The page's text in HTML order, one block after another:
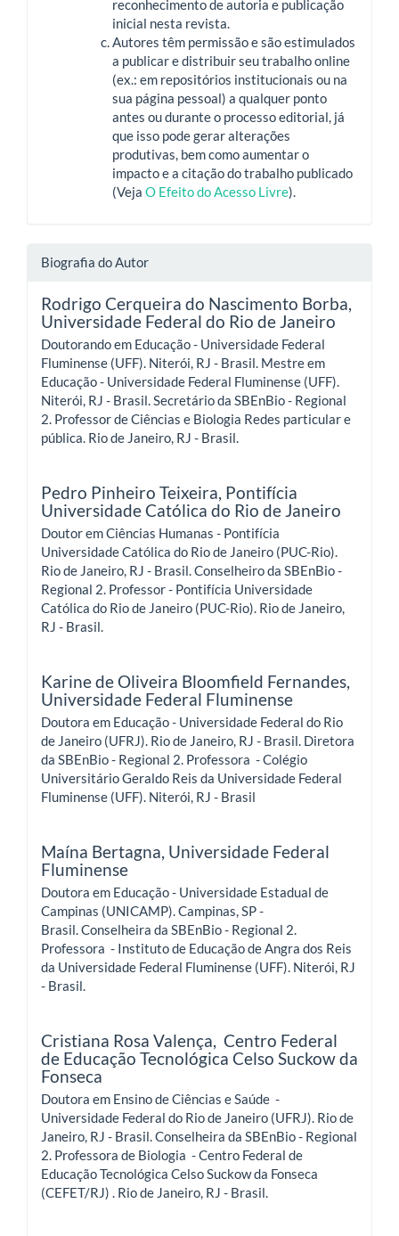
reconhecimento de autoria e publicação
inicial nesta revista.
Autores têm permissão e são estimulados
a publicar e distribuir seu trabalho online
(ex.: em repositórios institucionais ou na
sua página pessoal) a qualquer ponto
antes ou durante o processo editorial, já
que isso pode gerar alterações
produtivas, bem como aumentar o
impacto e a citação do trabalho publicado
(Veja O Efeito do Acesso Livre).
Biografia do Autor
Rodrigo Cerqueira do Nascimento Borba,
Universidade Federal do Rio de Janeiro
Doutorando em Educação - Universidade Federal
Fluminense (UFF). Niterói, RJ - Brasil. Mestre em
Educação - Universidade Federal Fluminense (UFF).
Niterói, RJ - Brasil. Secretário da SBEnBio - Regional
2. Professor de Ciências e Biologia Redes particular e
pública. Rio de Janeiro, RJ - Brasil.
Pedro Pinheiro Teixeira, Pontifícia
Universidade Católica do Rio de Janeiro
Doutor em Ciências Humanas - Pontifícia
Universidade Católica do Rio de Janeiro (PUC-Rio).
Rio de Janeiro, RJ - Brasil. Conselheiro da SBEnBio -
Regional 2. Professor - Pontifícia Universidade
Católica do Rio de Janeiro (PUC-Rio). Rio de Janeiro,
RJ - Brasil.
Karine de Oliveira Bloomfield Fernandes,
Universidade Federal Fluminense
Doutora em Educação - Universidade Federal do Rio
de Janeiro (UFRJ). Rio de Janeiro, RJ - Brasil. Diretora
da SBEnBio - Regional 2. Professora - Colégio
Universitário Geraldo Reis da Universidade Federal
Fluminense (UFF). Niterói, RJ - Brasil
Maína Bertagna, Universidade Federal
Fluminense
Doutora em Educação - Universidade Estadual de
Campinas (UNICAMP). Campinas, SP -
Brasil. Conselheira da SBEnBio - Regional 2.
Professora - Instituto de Educação de Angra dos Reis
da Universidade Federal Fluminense (UFF). Niterói, RJ
- Brasil.
Cristiana Rosa Valença, Centro Federal
de Educação Tecnológica Celso Suckow da
Fonseca
Doutora em Ensino de Ciências e Saúde -
Universidade Federal do Rio de Janeiro (UFRJ). Rio de
Janeiro, RJ - Brasil. Conselheira da SBEnBio - Regional
2. Professora de Biologia - Centro Federal de
Educação Tecnológica Celso Suckow da Fonseca
(CEFET/RJ) . Rio de Janeiro, RJ - Brasil.